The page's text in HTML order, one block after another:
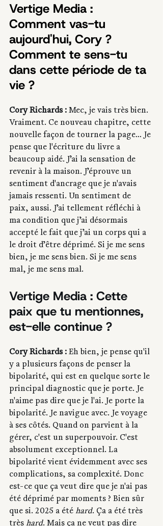
Vertige Media :
Comment vas-tu
aujourd'hui, Cory ?
Comment te sens-tu
dans cette période de ta
vie ?
Cory Richards : Mec, je vais très bien.
Vraiment. Ce nouveau chapitre, cette
nouvelle façon de tourner la page… Je
pense que l'écriture du livre a
beaucoup aidé. J’ai la sensation de
revenir à la maison. J’éprouve un
sentiment d'ancrage que je n'avais
jamais ressenti. Un sentiment de
paix, aussi. J’ai tellement réfléchi à
ma condition que j’ai désormais
accepté le fait que j’ai un corps qui a
le droit d’être déprimé. Si je me sens
bien, je me sens bien. Si je me sens
mal, je me sens mal.
Vertige Media : Cette
paix que tu mentionnes,
est-elle continue ?
Cory Richards : Eh bien, je pense qu'il
y a plusieurs façons de penser la
bipolarité, qui est en quelque sorte le
principal diagnostic que je porte. Je
n'aime pas dire que je l'ai. Je porte la
bipolarité. Je navigue avec. Je voyage
à ses côtés. Quand on parvient à la
gérer, c'est un superpouvoir. C'est
absolument exceptionnel. La
bipolarité vient évidemment avec ses
complications, sa complexité. Donc
est-ce que ça veut dire que je n'ai pas
été déprimé par moments ? Bien sûr
que si. 2025 a été hard. Ça a été très
très hard. Mais ça ne veut pas dire